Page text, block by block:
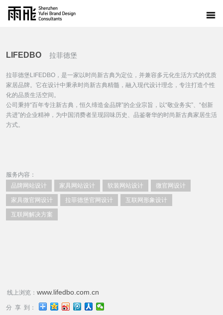
LIFEDBO 拉菲德堡
拉菲德堡LIFEDBO，是一家以时尚新古典为定位，并兼容多元化生活方式的优质
家居品牌。它在设计中秉承时尚新古典精髓，融入现代设计理念，专注打造个性
化的品质生活空间。
公司秉持“百年专注新古典，恒久缔造金品牌”的企业宗旨，以“敬业务实”、“创新
共进”的企业精神，为中国消费者呈现回味历史、品鉴奢华的时尚新古典家居生活
方式。
服务内容：
品牌网站设计
家具网站设计 软装网站设计 微官网设计
家具微官网设计 拉菲德堡官网设计 互联网形象设计
互联网解决方案
线上浏览： www.lifedbo.com.cn
分 享 到：